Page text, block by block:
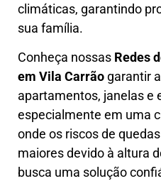
climáticas, garantindo
sua família.
Conheça nossas Redes
em Vila Carrão garantir
apartamentos, janelas e
especialmente em uma
onde os riscos de
maiores devido à altura
busca uma solução